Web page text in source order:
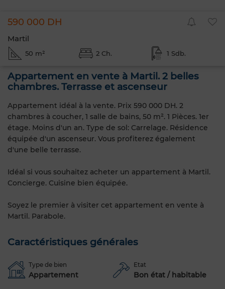
590 000 DH
Martil
50 m² 2 Ch. 1 Sdb.
Appartement en vente à Martil. 2 belles
chambres. Terrasse et ascenseur
Appartement idéal à la vente. Prix 590 000 DH. 2
chambres à coucher, 1 salle de bains, 50 m². 1 Pièces. 1er
étage. Moins d'un an. Type de sol: Carrelage. Résidence
équipée d'un ascenseur. Vous profiterez également
d'une belle terrasse.
Idéal si vous souhaitez acheter un appartement à Martil.
Concierge. Cuisine bien équipée.
Soyez le premier à visiter cet appartement en vente à
Martil. Parabole.
Caractéristiques générales
Type de bien
Appartement
Etat
Bon état / habitable